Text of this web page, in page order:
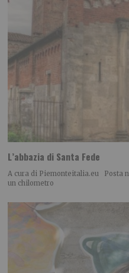
L’abbazia di Santa Fede
A cura di Piemonteitalia.eu Posta
un chilometro